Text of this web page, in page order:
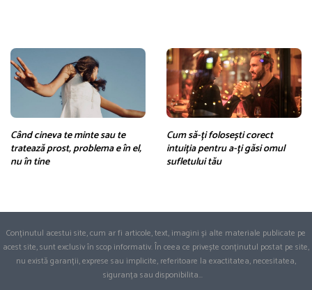
Când cineva te minte sau te
tratează prost, problema e în el,
nu în tine
Cum să-ți folosești corect
intuiția pentru a-ți găsi omul
sufletului tău
Conținutul acestui site, cum ar fi articole, text, imagini și alte materiale publicate pe
acest site, sunt exclusiv în scop informativ. În ceea ce privește conținutul postat pe site,
nu există garanții, exprese sau implicite, referitoare la exactitatea, necesitatea,
siguranța sau disponibilita...